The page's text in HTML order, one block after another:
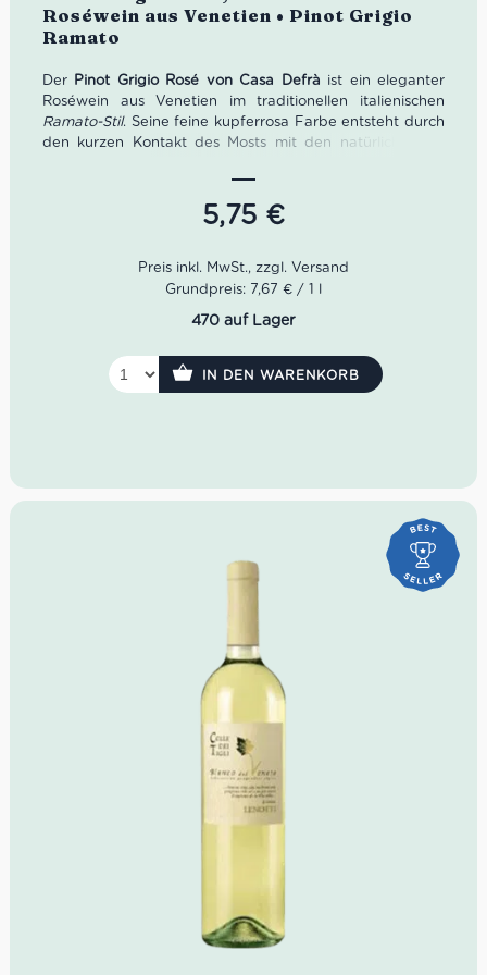
Roséwein aus Venetien • Pinot Grigio
Ramato
Der Pinot Grigio Rosé von Casa Defrà ist ein eleganter
Roséwein aus Venetien im traditionellen italienischen
Ramato-Stil. Seine feine kupferrosa Farbe entsteht durch
den kurzen Kontakt des Mosts mit den natürlich leicht
entfalten sich frische Aromen von Erdbeeren, Himbeeren,
rosa Grapefruit und feinen Blütennoten. Am Gaumen
wirkt dieser italienische Rosé angenehm frisch, weich und
Mineralität. Perfekt als Aperitif, zu Antipasti, Fisch,
Meeresfrüchten, sommerlicher Pasta oder mediterranen
Rosé die moderne Frische Venetiens mit der langen
Farbe:zartes Kupferrosa bis Lachsrosa
Region:Venetien, Italien
5,75 €
5
Grundpreis: 7,67 € / 1 l
470 auf Lager
IN DEN WARENKORB